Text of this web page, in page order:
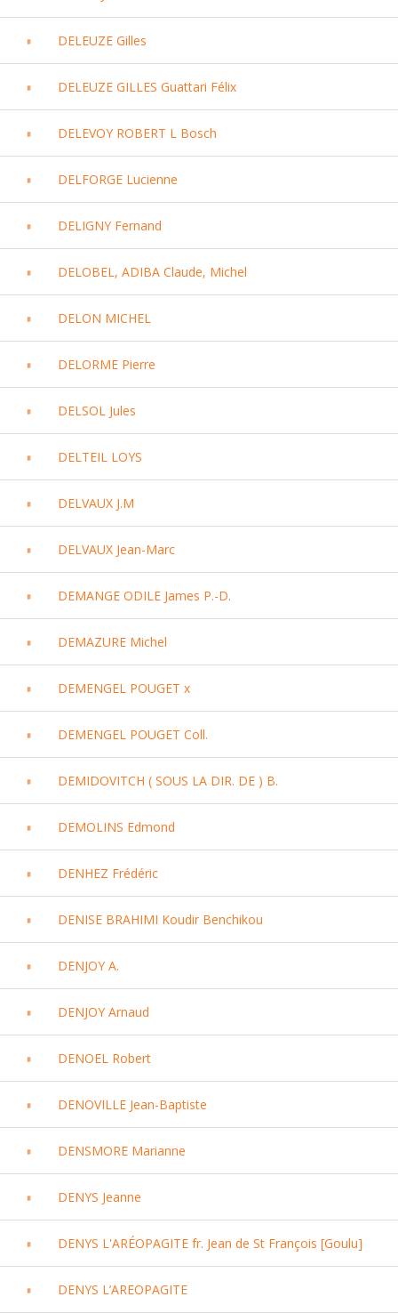
DELEUZE Gilles
DELEUZE GILLES Guattari Félix
DELEVOY ROBERT L Bosch
DELFORGE Lucienne
DELIGNY Fernand
DELOBEL, ADIBA Claude, Michel
DELON MICHEL
DELORME Pierre
DELSOL Jules
DELTEIL LOYS
DELVAUX J.M
DELVAUX Jean-Marc
DEMANGE ODILE James P.-D.
DEMAZURE Michel
DEMENGEL POUGET x
DEMENGEL POUGET Coll.
DEMIDOVITCH ( SOUS LA DIR. DE ) B.
DEMOLINS Edmond
DENHEZ Frédéric
DENISE BRAHIMI Koudir Benchikou
DENJOY A.
DENJOY Arnaud
DENOEL Robert
DENOVILLE Jean-Baptiste
DENSMORE Marianne
DENYS Jeanne
DENYS L'ARÉOPAGITE fr. Jean de St François [Goulu]
DENYS L’AREOPAGITE